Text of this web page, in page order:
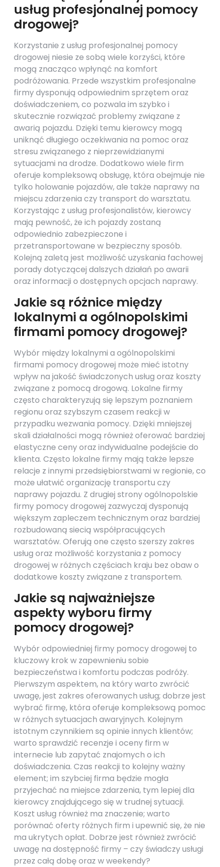
usług profesjonalnej pomocy
drogowej?
Korzystanie z usług profesjonalnej pomocy
drogowej niesie ze sobą wiele korzyści, które
mogą znacząco wpłynąć na komfort
podróżowania. Przede wszystkim profesjonalne
firmy dysponują odpowiednim sprzętem oraz
doświadczeniem, co pozwala im szybko i
skutecznie rozwiązać problemy związane z
awarią pojazdu. Dzięki temu kierowcy mogą
uniknąć długiego oczekiwania na pomoc oraz
stresu związanego z nieprzewidzianymi
sytuacjami na drodze. Dodatkowo wiele firm
oferuje kompleksową obsługę, która obejmuje nie
tylko holowanie pojazdów, ale także naprawy na
miejscu zdarzenia czy transport do warsztatu.
Korzystając z usług profesjonalistów, kierowcy
mają pewność, że ich pojazdy zostaną
odpowiednio zabezpieczone i
przetransportowane w bezpieczny sposób.
Kolejną zaletą jest możliwość uzyskania fachowej
porady dotyczącej dalszych działań po awarii
oraz informacji o dostępnych opcjach naprawy.
Jakie są różnice między
lokalnymi a ogólnopolskimi
firmami pomocy drogowej?
Wybór między lokalnymi a ogólnopolskimi
firmami pomocy drogowej może mieć istotny
wpływ na jakość świadczonych usług oraz koszty
związane z pomocą drogową. Lokalne firmy
często charakteryzują się lepszym poznaniem
regionu oraz szybszym czasem reakcji w
przypadku wezwania pomocy. Dzięki mniejszej
skali działalności mogą również oferować bardziej
elastyczne ceny oraz indywidualne podejście do
klienta. Często lokalne firmy mają także lepsze
relacje z innymi przedsiębiorstwami w regionie, co
może ułatwić organizację transportu czy
naprawy pojazdu. Z drugiej strony ogólnopolskie
firmy pomocy drogowej zazwyczaj dysponują
większym zapleczem technicznym oraz bardziej
rozbudowaną siecią współpracujących
warsztatów. Oferują one często szerszy zakres
usług oraz możliwość korzystania z pomocy
drogowej w różnych częściach kraju bez obaw o
dodatkowe koszty związane z transportem.
Jakie są najważniejsze
aspekty wyboru firmy
pomocy drogowej?
Wybór odpowiedniej firmy pomocy drogowej to
kluczowy krok w zapewnieniu sobie
bezpieczeństwa i komfortu podczas podróży.
Pierwszym aspektem, na który warto zwrócić
uwagę, jest zakres oferowanych usług; dobrze jest
wybrać firmę, która oferuje kompleksową pomoc
w różnych sytuacjach awaryjnych. Kolejnym
istotnym czynnikiem są opinie innych klientów;
warto sprawdzić recenzje i oceny firm w
internecie lub zapytać znajomych o ich
doświadczenia. Czas reakcji to kolejny ważny
element; im szybciej firma będzie mogła
przyjechać na miejsce zdarzenia, tym lepiej dla
kierowcy znajdującego się w trudnej sytuacji.
Koszt usług również ma znaczenie; warto
porównać oferty różnych firm i upewnić się, że nie
ma ukrytych opłat. Dobrze jest również zwrócić
uwagę na dostępność firmy – czy świadczy usługi
przez całą dobę oraz w weekendy?